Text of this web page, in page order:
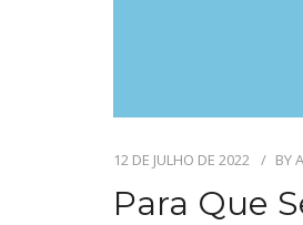
12 DE JULHO DE 2022 BY
Para Que